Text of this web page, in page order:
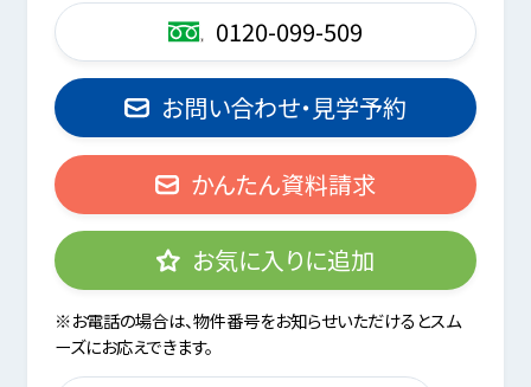
0120-099-509
お問い合わせ・見学予約
かんたん資料請求
お気に入りに追加
※お電話の場合は、物件番号をお知らせいただけるとスム
ーズにお応えできます。